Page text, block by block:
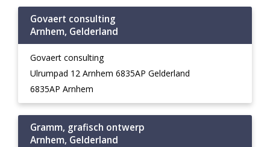
Govaert consulting
Arnhem, Gelderland
Govaert consulting
Ulrumpad 12 Arnhem 6835AP Gelderland
6835AP Arnhem
Gramm, grafisch ontwerp
Arnhem, Gelderland